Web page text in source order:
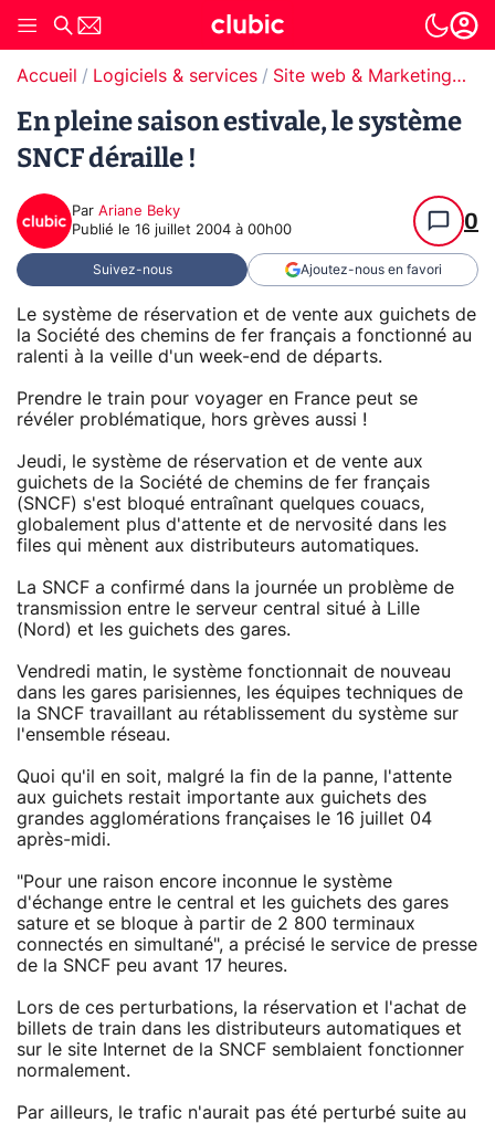
Accueil Logiciels & services Site web & Marketing Digital
En pleine saison estivale, le système
SNCF déraille !
Par Ariane Beky
Publié le 16 juillet 2004 à 00h00 0
Suivez-nous Ajoutez-nous en favori
Le système de réservation et de vente aux guichets de
la Société des chemins de fer français a fonctionné au
ralenti à la veille d'un week-end de départs.
Prendre le train pour voyager en France peut se
révéler problématique, hors grèves aussi !
Jeudi, le système de réservation et de vente aux
guichets de la Société de chemins de fer français
(SNCF) s'est bloqué entraînant quelques couacs,
globalement plus d'attente et de nervosité dans les
files qui mènent aux distributeurs automatiques.
La SNCF a confirmé dans la journée un problème de
transmission entre le serveur central situé à Lille
(Nord) et les guichets des gares.
Vendredi matin, le système fonctionnait de nouveau
dans les gares parisiennes, les équipes techniques de
la SNCF travaillant au rétablissement du système sur
l'ensemble réseau.
Quoi qu'il en soit, malgré la fin de la panne, l'attente
aux guichets restait importante aux guichets des
grandes agglomérations françaises le 16 juillet 04
après-midi.
"Pour une raison encore inconnue le système
d'échange entre le central et les guichets des gares
sature et se bloque à partir de 2 800 terminaux
connectés en simultané", a précisé le service de presse
de la SNCF peu avant 17 heures.
Lors de ces perturbations, la réservation et l'achat de
billets de train dans les distributeurs automatiques et
sur le site Internet de la SNCF semblaient fonctionner
normalement.
Par ailleurs, le trafic n'aurait pas été perturbé suite au